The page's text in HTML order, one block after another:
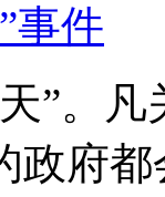
事件
”。
政府